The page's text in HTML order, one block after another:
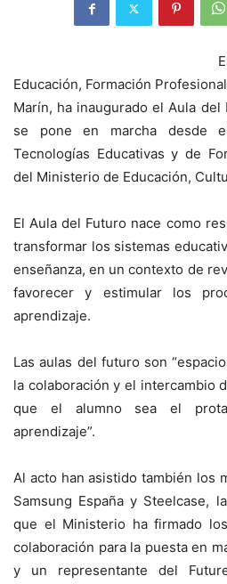
Educación, Formación
Marín, ha inaugurado el Aula
se pone en marcha desde
Tecnologías Educativas y de
del Ministerio de Educación,
El Aula del Futuro nace como
transformar los sistemas
enseñanza, en un contexto de
favorecer y estimular los
aprendizaje.
Las aulas del futuro son
la colaboración y el intercambio
que el alumno sea el
aprendizaje”.
Al acto han asistido también los
Samsung España y Steelcase,
que el Ministerio ha firmado
colaboración para la puesta en
y un representante del